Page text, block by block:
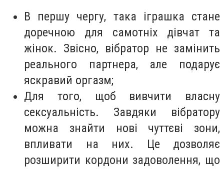
В першу чергу, така іграшка стане
доречною для самотніх дівчат та
жінок. Звісно, вібратор не замінить
реального партнера, але подарує
яскравий оргазм;
Для того, щоб вивчити власну
сексуальність. Завдяки вібратору
можна знайти нові чуттєві зони,
впливати на них. Це дозволяє
розширити кордони задоволення, що